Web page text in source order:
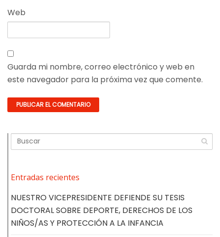
Web
Guarda mi nombre, correo electrónico y web en
este navegador para la próxima vez que comente.
Entradas recientes
NUESTRO VICEPRESIDENTE DEFIENDE SU TESIS
DOCTORAL SOBRE DEPORTE, DERECHOS DE LOS
NIÑOS/AS Y PROTECCIÓN A LA INFANCIA